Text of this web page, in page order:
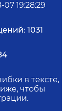
19:28:29
1031
в тексте,
чтобы